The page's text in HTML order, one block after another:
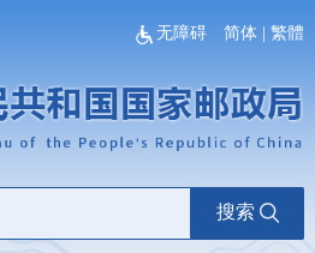
无障碍 简体 |繁體
搜索